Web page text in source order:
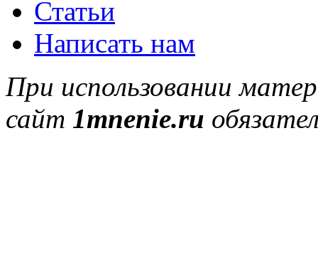
Статьи
Написать нам
При использовании
сайт 1mnenie.ru